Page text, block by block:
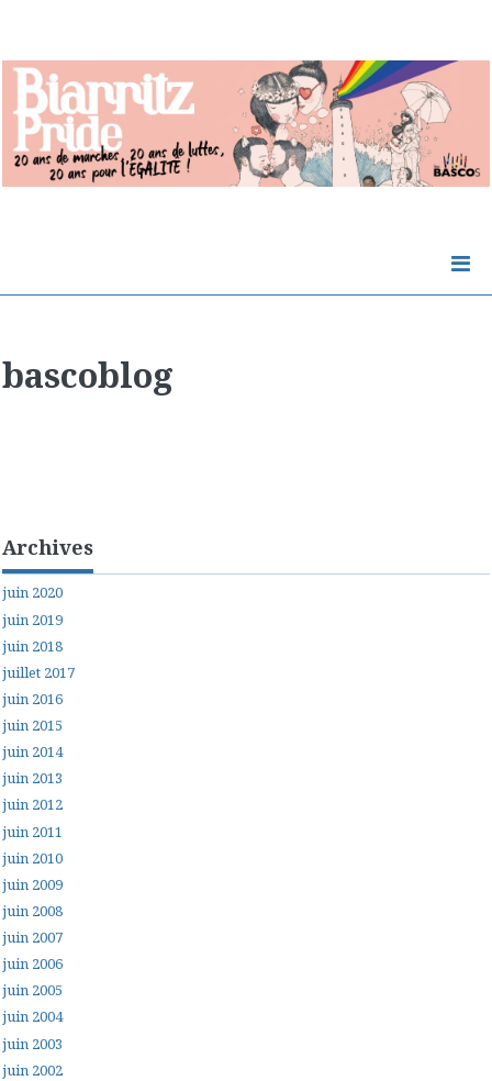
Archives
juin 2020
juin 2019
juin 2018
juillet 2017
juin 2016
juin 2015
juin 2014
juin 2013
juin 2012
juin 2011
juin 2010
juin 2009
juin 2008
juin 2007
juin 2006
juin 2005
juin 2004
juin 2003
juin 2002
bascoblog